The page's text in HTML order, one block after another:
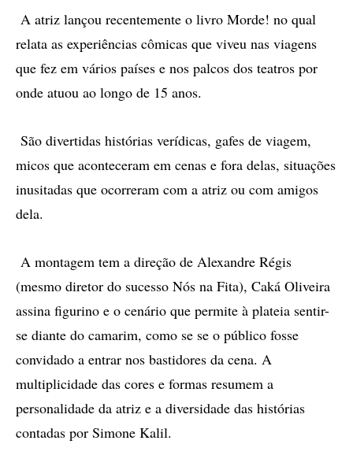
A atriz lançou recentemente o livro Morde! no qual
relata as experiências cômicas que viveu nas viagens
que fez em vários países e nos palcos dos teatros por
onde atuou ao longo de 15 anos.
São divertidas histórias verídicas, gafes de viagem,
micos que aconteceram em cenas e fora delas, situações
inusitadas que ocorreram com a atriz ou com amigos
dela.
A montagem tem a direção de Alexandre Régis
(mesmo diretor do sucesso Nós na Fita), Caká Oliveira
assina figurino e o cenário que permite à plateia sentir-
se diante do camarim, como se se o público fosse
convidado a entrar nos bastidores da cena. A
multiplicidade das cores e formas resumem a
personalidade da atriz e a diversidade das histórias
contadas por Simone Kalil.